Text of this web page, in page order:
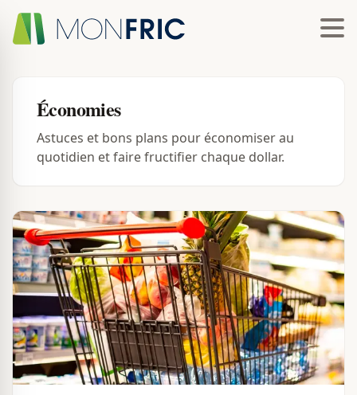
Économies
Astuces et bons plans pour économiser au
quotidien et faire fructifier chaque dollar.